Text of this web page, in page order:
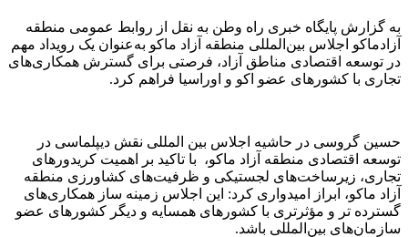
به گزارش پایگاه خبری راه وطن به نقل از روابط عمومی منطقه
آزادماکو اجلاس بین‌المللی منطقه آزاد ماکو به‌عنوان یک رویداد مهم
در توسعه اقتصادی مناطق آزاد، فرصتی برای گسترش همکاری‌های
تجاری با کشورهای عضو اکو و اوراسیا فراهم کرد.
حسین گروسی در حاشیه اجلاس بین المللی نقش دیپلماسی در
توسعه اقتصادی منطقه آزاد ماکو، با تاکید بر اهمیت کریدورهای
تجاری، زیرساخت‌های لجستیکی و ظرفیت‌های کشاورزی منطقه
آزاد ماکو، ابراز امیدواری کرد: این اجلاس زمینه‌ ساز همکاری‌های
گسترده‌ تر و مؤثرتری با کشورهای همسایه و دیگر کشورهای عضو
سازمان‌های بین‌المللی باشد.